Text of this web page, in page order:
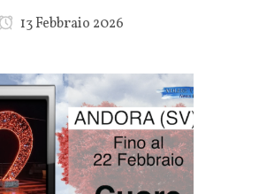
13 Febbraio 2026